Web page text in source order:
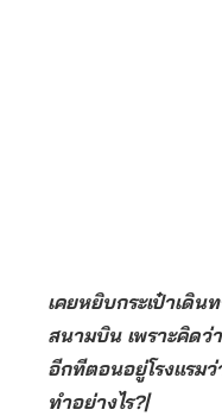
เคยหยิบกระเป๋าเดิ
สนามบิน เพราะคิดว่
อีกทีตอนอยู่โรงแรม
ทำอย่างไร?|